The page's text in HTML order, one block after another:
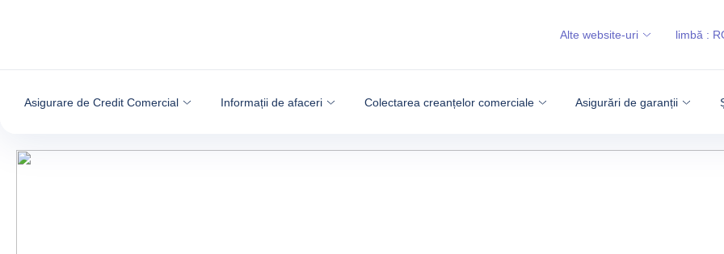
Asigurare de Credit Comercial Informații de afaceri Colectarea creanțelor comerciale Asigurări de garanții
Alte website-uri limbă :